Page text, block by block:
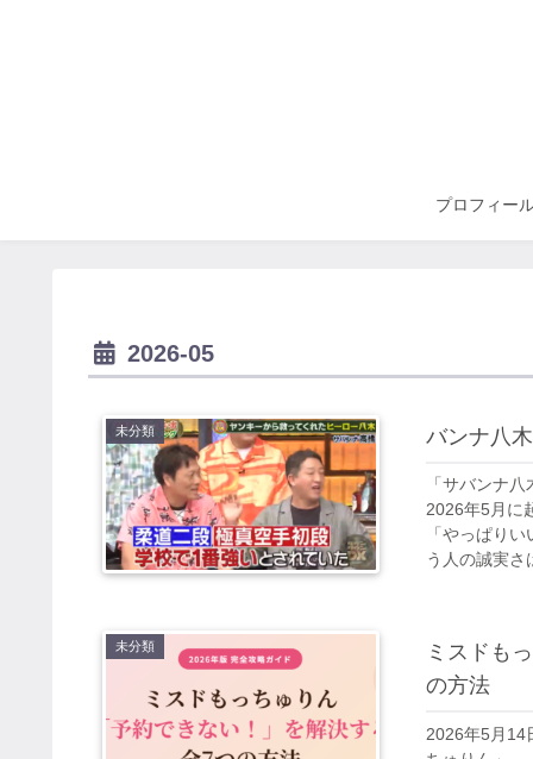
プロフィー
2026-05
未分類 バンナ八
「サバンナ
2026年5月に
「やっぱり
う人の誠実さ
未分類
ミスドも
の方法
2026年5月14